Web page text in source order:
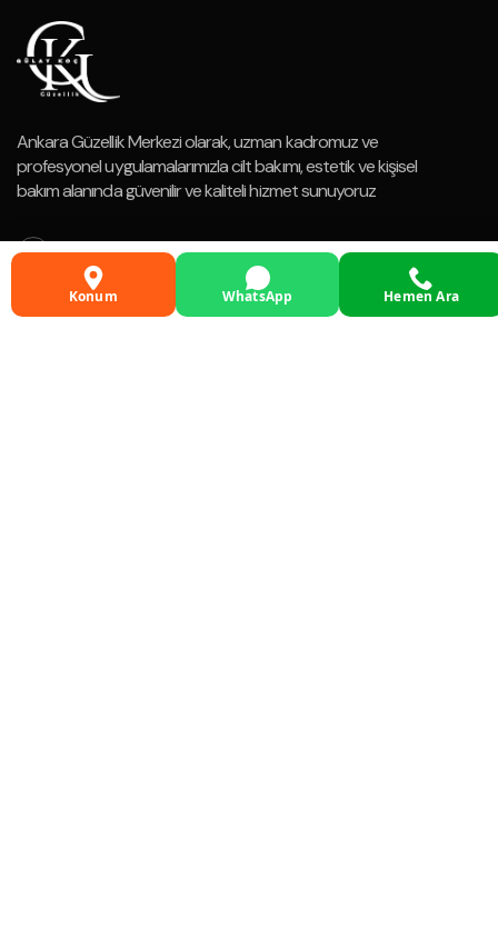
Ankara Güzellik Merkezi olarak, uzman kadromuz ve
profesyonel uygulamalarımızla cilt bakımı, estetik ve kişisel
bakım alanında güvenilir ve kaliteli hizmet sunuyoruz
Konum WhatsApp Hemen Ara